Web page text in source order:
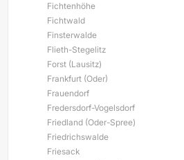
Fichtenhöhe
Fichtwald
Finsterwalde
Flieth-Stegelitz
Forst (Lausitz)
Frankfurt (Oder)
Frauendorf
Fredersdorf-Vogelsdorf
Friedland (Oder-Spree)
Friedrichswalde
Friesack